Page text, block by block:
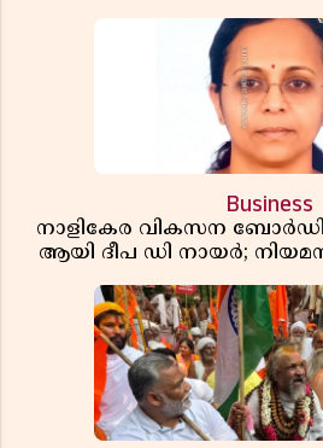
Business
നാളികേര വികസന
ആയി ദീപ ഡി നായർ;